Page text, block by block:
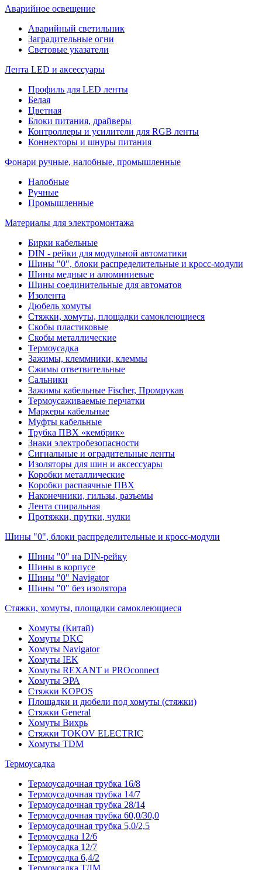
Аварийное освещение
Аварийный светильник
Заградительные огни
Световые указатели
Лента LED и аксессуары
Профиль для LED ленты
Белая
Цветная
Блоки питания, драйверы
Контроллеры и усилители для RGB ленты
Коннекторы и шнуры питания
Фонари ручные, налобные, промышленные
Налобные
Ручные
Промышленные
Материалы для электромонтажа
Бирки кабельные
DIN - рейки для модульной автоматики
Шины "0", блоки распределительные и кросс-модули
Шины медные и алюминиевые
Шины соединительные для автоматов
Изолента
Дюбель хомуты
Стяжки, хомуты, площадки самоклеющиеся
Скобы пластиковые
Скобы металлические
Термоусадка
Зажимы, клеммники, клеммы
Сжимы ответвительные
Сальники
Зажимы кабельные Fischer, Промрукав
Термоусаживаемые перчатки
Маркеры кабельные
Муфты кабельные
Трубка ПВХ «кембрик»
Знаки электробезопасности
Сигнальные и оградительные ленты
Изоляторы для шин и аксессуары
Коробки металлические
Коробки распаячные ПВХ
Наконечники, гильзы, разъемы
Лента спиральная
Протяжки, прутки, чулки
Шины "0", блоки распределительные и кросс-модули
Шины "0" на DIN-рейку
Шины в корпусе
Шины "0" Navigator
Шины "0" без изолятора
Стяжки, хомуты, площадки самоклеющиеся
Хомуты (Китай)
Хомуты DKC
Хомуты Navigator
Хомуты IEK
Хомуты REXANT и PROconnect
Хомуты ЭРА
Стяжки KOPOS
Площадки и дюбели под хомуты (стяжки)
Стяжки General
Хомуты Вихрь
Стяжки TOKOV ELECTRIC
Хомуты TDM
Термоусадка
Термоусадочная трубка 16/8
Термоусадочная трубка 14/7
Термоусадочная трубка 28/14
Термоусадочная трубка 60,0/30,0
Термоусадочная трубка 5,0/2,5
Термоусадка 12/6
Термоусадка 12/7
Термоусадка 6,4/2
Термоусадка ТДМ